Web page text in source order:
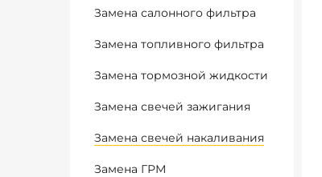
Замена салонного фильтра
Замена топливного фильтра
Замена тормозной жидкости
Замена свечей зажигания
Замена свечей накаливания
Замена ГРМ